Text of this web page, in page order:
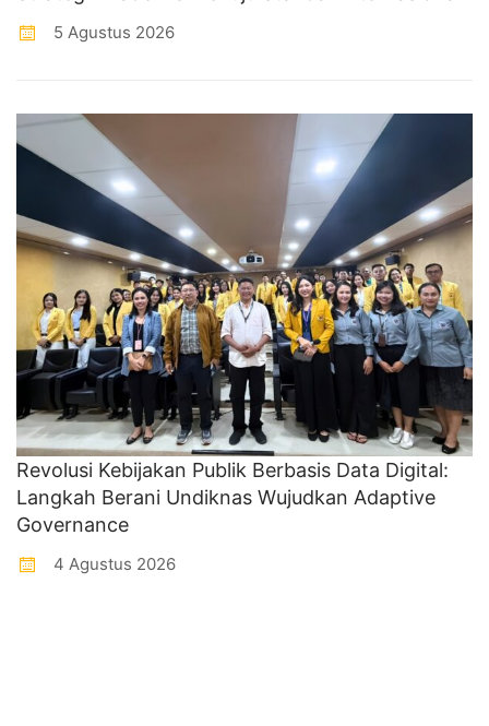
5 Agustus 2026
Revolusi Kebijakan Publik Berbasis Data Digital:
Langkah Berani Undiknas Wujudkan Adaptive
Governance
4 Agustus 2026